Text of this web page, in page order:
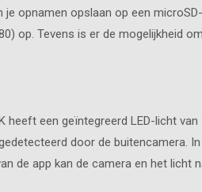
opnamen opslaan op een
op. Tevens is er de mogelijkheid
heeft een geïntegreerd LED-licht
door de
de app kan de camera en het licht